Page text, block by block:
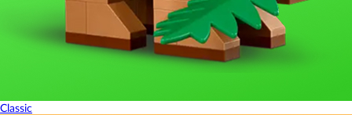
Classic